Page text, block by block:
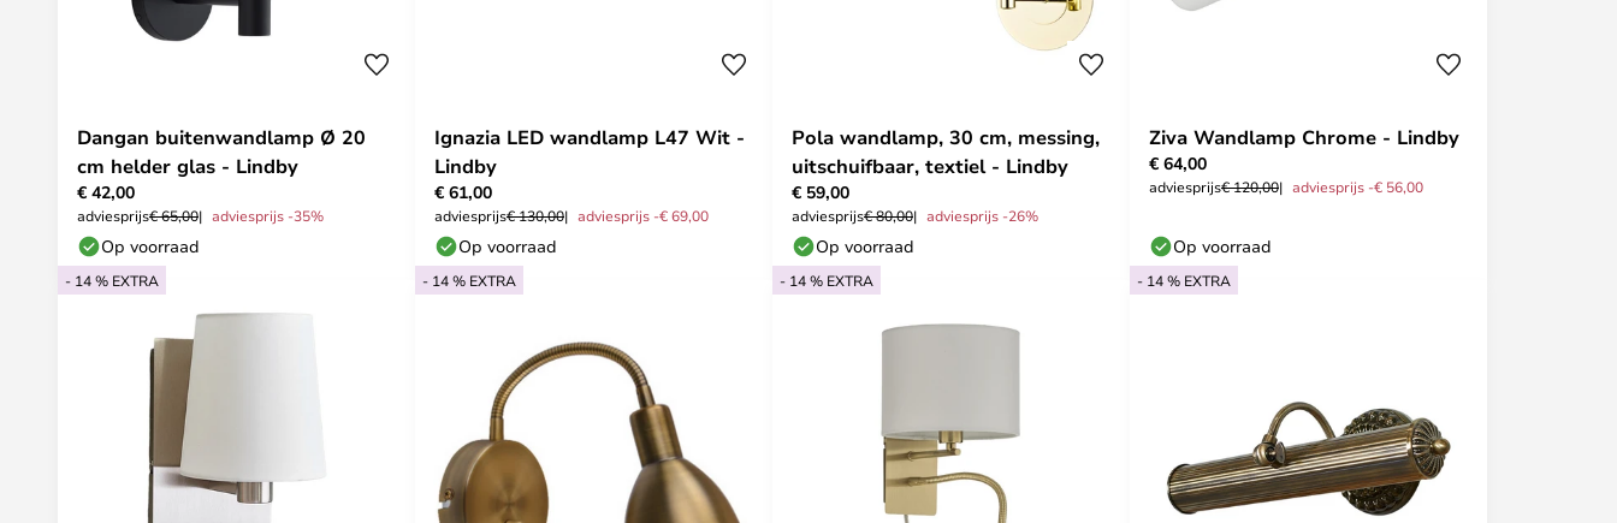
Dangan buitenwandlamp Ø 20
cm helder glas - Lindby
€ 42,00
adviesprijs€ 65,00 adviesprijs -35%
Op voorraad
Ignazia LED wandlamp L47 Wit -
Lindby
€ 61,00
adviesprijs€ 130,00 adviesprijs -€ 69,00
Op voorraad
Pola wandlamp, 30 cm, messing,
uitschuifbaar, textiel - Lindby
€ 59,00
adviesprijs€ 80,00 adviesprijs -26%
Op voorraad
Ziva Wandlamp Chrome - Lindby
€ 64,00
adviesprijs€ 120,00 adviesprijs -€ 56,00
Op voorraad
- 14 % EXTRA - 14 % EXTRA - 14 % EXTRA - 14 % EXTRA